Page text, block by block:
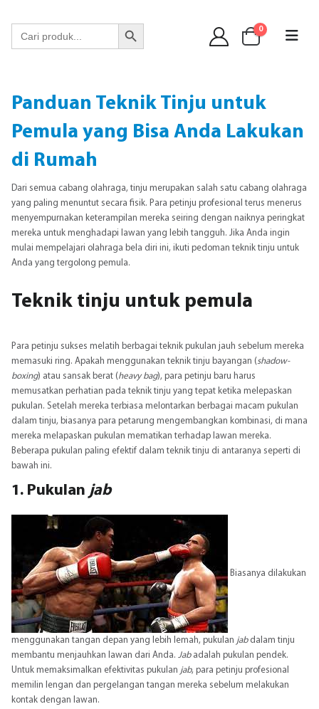
Search
for:
Search Button
0
Panduan Teknik Tinju untuk
Pemula yang Bisa Anda Lakukan
di Rumah
Dari semua cabang olahraga, tinju merupakan salah satu cabang olahraga
yang paling menuntut secara fisik. Para petinju profesional terus menerus
menyempurnakan keterampilan mereka seiring dengan naiknya peringkat
mereka untuk menghadapi lawan yang lebih tangguh. Jika Anda ingin
mulai mempelajari olahraga bela diri ini, ikuti pedoman teknik tinju untuk
Anda yang tergolong pemula.
Teknik tinju untuk pemula
Para petinju sukses melatih berbagai teknik pukulan jauh sebelum mereka
memasuki ring. Apakah menggunakan teknik tinju bayangan (shadow-
boxing) atau sansak berat (heavy bag), para petinju baru harus
memusatkan perhatian pada teknik tinju yang tepat ketika melepaskan
pukulan. Setelah mereka terbiasa melontarkan berbagai macam pukulan
dalam tinju, biasanya para petarung mengembangkan kombinasi, di mana
mereka melapaskan pukulan mematikan terhadap lawan mereka.
Beberapa pukulan paling efektif dalam teknik tinju di antaranya seperti di
bawah ini.
1. Pukulan jab
Biasanya dilakukan
menggunakan tangan depan yang lebih lemah, pukulan jabdalam tinju
membantu menjauhkan lawan dari Anda. Jabadalah pukulan pendek.
Untuk memaksimalkan efektivitas pukulan jab, para petinju profesional
memilin lengan dan pergelangan tangan mereka sebelum melakukan
kontak dengan lawan.